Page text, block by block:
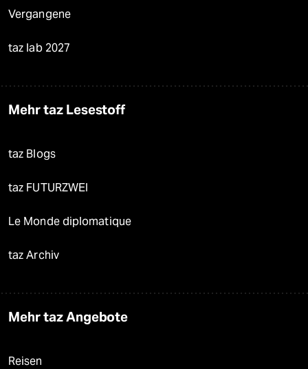
Vergangene
taz lab 2027
Mehr taz Lesestoff
taz Blogs
taz FUTURZWEI
Le Monde diplomatique
taz Archiv
Mehr taz Angebote
Reisen